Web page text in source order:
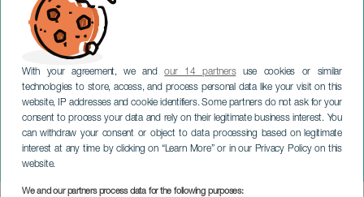
With your agreement, we andour 14 partnersuse cookies or similar
technologies to store, access, and process personal data like your visit on this
website, IP addresses and cookie identifiers. Some partners do not ask for your
consent to process your data and rely on their legitimate business interest. You
can withdraw your consent or object to data processing based on legitimate
interest at any time by clicking on “Learn More” or in our Privacy Policy on this
website.
We and our partners process data for the following purposes:
Alice Csodaországban
TENERIFE